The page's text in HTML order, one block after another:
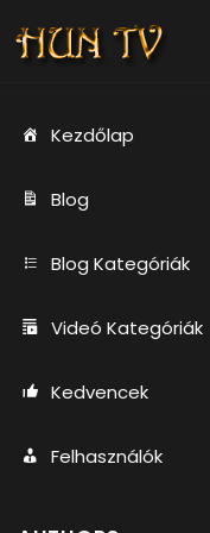
Kezdőlap
Blog
Blog Kategóriák
Videó Kategóriák
Kedvencek
Felhasználók